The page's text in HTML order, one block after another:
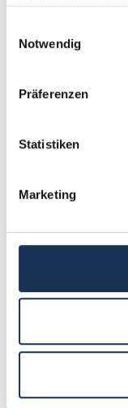
haben oder die
Notwendig
Präferenzen
Statistiken
Marketing
2-Euro-